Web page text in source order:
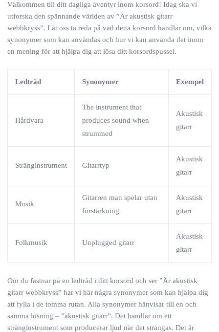
Välkommen till ditt dagliga äventyr inom korsord! Idag ska vi
utforska den spännande världen av ”Är akustisk gitarr
webbkryss”. Låt oss ta reda på vad detta korsord handlar om, vilka
synonymer som kan användas och hur vi kan använda det inom
en mening för att hjälpa dig att lösa ditt korsordspussel.
Ledtråd Synonymer Exempel
Hårdvara
The instrument that
produces sound when
strummed
Akustisk
gitarr
Stränginstrument Gitarrtyp
Akustisk
gitarr
Musik
Gitarren man spelar utan
förstärkning
Akustisk
gitarr
Folkmusik Unplugged gitarr
Akustisk
gitarr
Om du fastnar på en ledtråd i ditt korsord och ser ”Är akustisk
gitarr webbkryss” har vi här några synonymer som kan hjälpa dig
att fylla i de tomma rutan. Alla synonymer hänvisar till en och
samma lösning – ”akustisk gitarr”. Det handlar om ett
stränginstrument som producerar ljud när det strängas. Det är